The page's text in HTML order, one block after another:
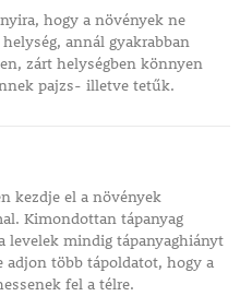
hogy a növények ne
annál gyakrabban
zárt helységben könnyen
pajzs- illetve tetűk.
kezdje el a növények
Kimondottan tápanyag
levelek mindig tápanyaghiányt
több tápoldatot, hogy a
fel a télre.